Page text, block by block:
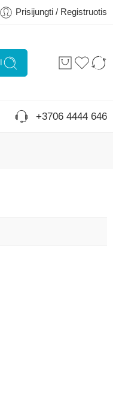
Prisijungti / Registruotis
+3706 4444 646